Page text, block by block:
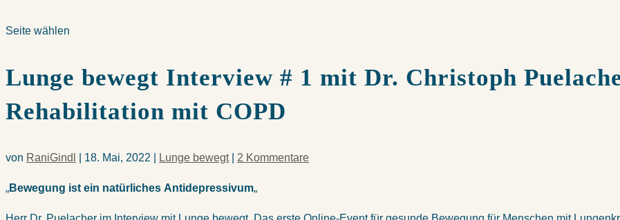
Seite wählen
Lunge bewegt Interview # 1 mit Dr. Christoph
Rehabilitation mit COPD
von RaniGindl 18. Mai, 2022 Lunge bewegt| 2 Kommentare
„Bewegung ist ein natürliches Antidepressivum„